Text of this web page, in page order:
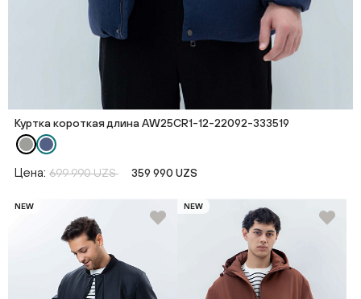
Куртка короткая длина AW25CR1-12-22092-333519
Цена: 699 990 UZS 359 990 UZS
NEW NEW